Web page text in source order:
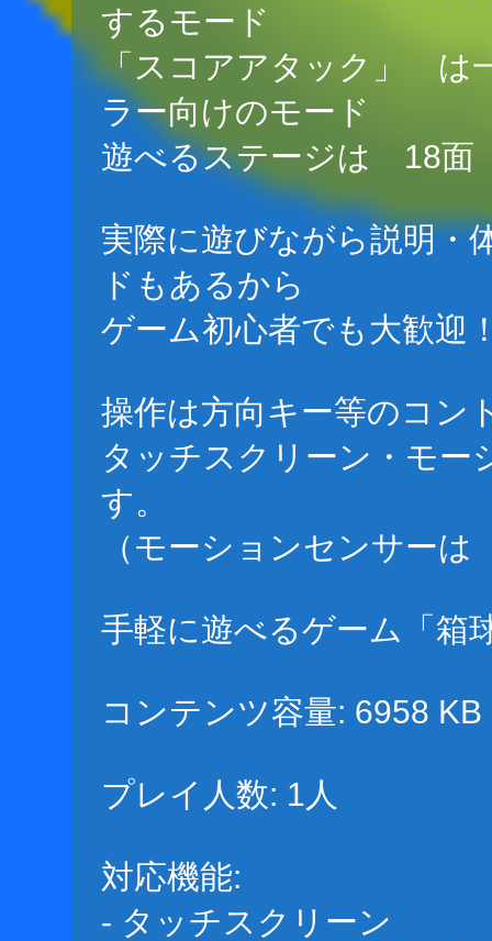
するモード
「スコアアタック」 は
ラー向けのモード
遊べるステージは 18面
実際に遊びながら説明・
ドもあるから
ゲーム初心者でも大歓迎
操作は方向キー等のコン
タッチスクリーン・モ
す。
（モーションセンサー
手軽に遊べるゲーム「箱
コンテンツ容量: 6958 KB
プレイ人数: 1人
対応機能:
- タッチスクリーン